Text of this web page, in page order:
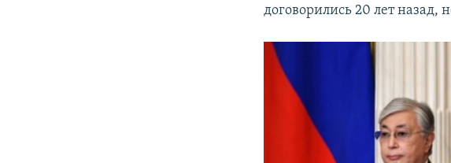
договорились 20 лет назад,